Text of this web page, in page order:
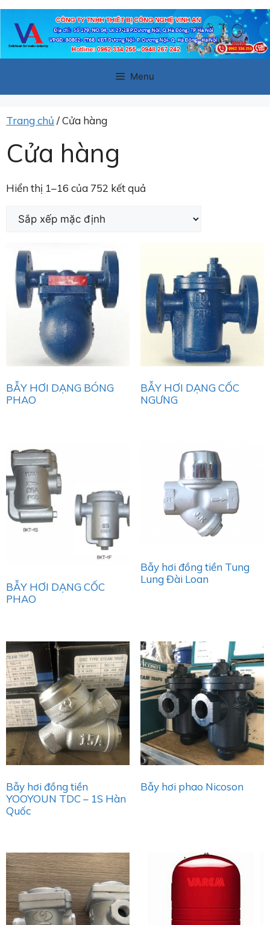
Chuyển
đến
Menu
Trang chủ / Cửa hàng
Cửa hàng
Hiển thị 1–16 của 752 kết quả
BẪY HƠI DẠNG BÓNG
PHAO
BẪY HƠI DẠNG CỐC
NGƯNG
BẪY HƠI DẠNG CỐC
PHAO
Bẫy hơi đồng tiền Tung
Lung Đài Loan
Bẫy hơi đồng tiền
YOOYOUN TDC – 1S Hàn
Quốc
Bẫy hơi phao Nicoson